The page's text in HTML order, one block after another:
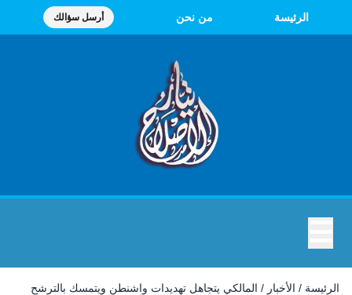
الرئيسة من نحن أرسل سؤالك
الرئيسة / الأخبار / المالكي يتجاهل تهديدات واشنطن ويتمسك بالترشح